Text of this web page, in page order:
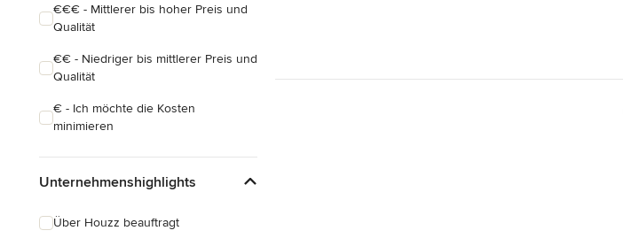
€€€ - Mittlerer bis hoher Preis und
Qualität
€€ - Niedriger bis mittlerer Preis und
Qualität
€ - Ich möchte die Kosten
minimieren
Unternehmenshighlights
Über Houzz beauftragt